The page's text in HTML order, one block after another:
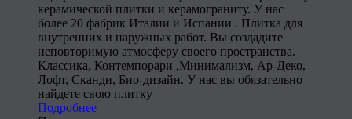
керамической плитки и керамограниту. У нас
более 20 фабрик Италии и Испании . Плитка для
внутренних и наружных работ. Вы создадите
неповторимую атмосферу своего пространства.
Классика, Контемпорари ,Минимализм, Ар-Деко,
Лофт, Сканди, Био-дизайн. У нас вы обязательно
найдете свою плитку
Подробнее